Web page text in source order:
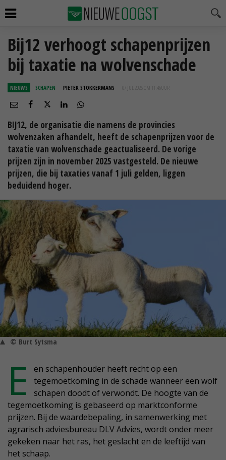
Bij12 verhoogt schapenprijzen
bij taxatie na wolvenschade
NIEUWS SCHAPEN PIETER STOKKERMANS 07 JUL 2026 OM 11:46
BIJ12, de organisatie die namens de provincies
wolvenzaken afhandelt, heeft de schapenprijzen voor de
taxatie van wolvenschade geactualiseerd. De vorige
prijzen zijn in november 2025 vastgesteld. De nieuwe
prijzen, die bij taxaties vanaf 1 juli gelden, liggen
beduidend hoger.
© Burt Sytsma
E
en schapenhouder heeft recht op een
tegemoetkoming in de schade wanneer een wolf
schapen doodt of verwondt. De hoogte van de
tegemoetkoming is gebaseerd op marktconforme
prijzen. Bij de waardebepaling, in samenwerking met
agrarisch adviesbureau DLV Advies, wordt onder meer
gekeken naar het ras, het geslacht en de leeftijd van
het schaap.